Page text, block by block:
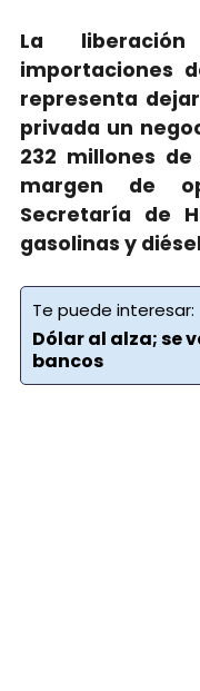
La
importaciones
representa
privada un
232 millones
margen de
Secretaría de
gasolinas y
Te puede interesar:
Dólar al alza; se
bancos